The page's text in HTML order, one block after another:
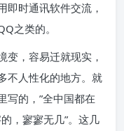
即时通讯软件交流，
之类的。
变，容易迁就现实，
不人性化的地方。就
写的，”全中国都在
，寥寥无几”。这几